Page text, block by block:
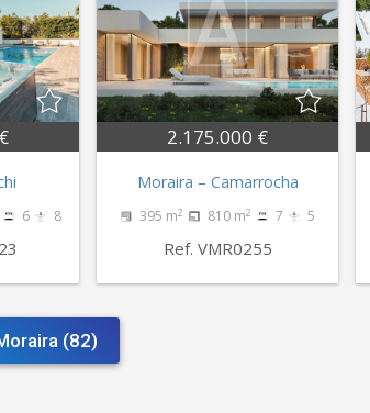
6 8
2.175.000 €
Moraira – Camarrocha
395 m2 810 m2 7 5
Ref. VMR0255
(82)